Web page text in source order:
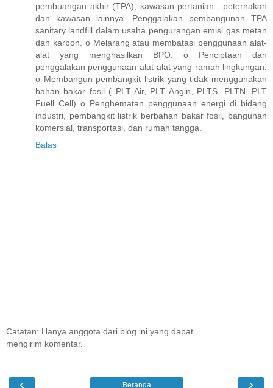
pembuangan akhir (TPA), kawasan pertanian , peternakan
dan kawasan lainnya. Penggalakan pembangunan TPA
sanitary landfill dalam usaha pengurangan emisi gas metan
dan karbon. o Melarang atau membatasi penggunaan alat-
alat yang menghasilkan BPO. o Penciptaan dan
penggalakan penggunaan alat-alat yang ramah lingkungan.
o Membangun pembangkit listrik yang tidak menggunakan
bahan bakar fosil ( PLT Air, PLT Angin, PLTS, PLTN, PLT
Fuell Cell) o Penghematan penggunaan energi di bidang
industri, pembangkit listrik berbahan bakar fosil, bangunan
komersial, transportasi, dan rumah tangga.
Balas
Catatan: Hanya anggota dari blog ini yang dapat
mengirim komentar.
‹ ›
Beranda